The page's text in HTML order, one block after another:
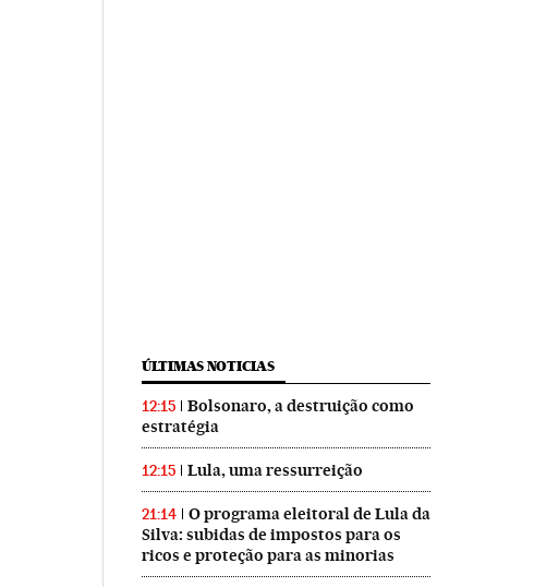
ÚLTIMAS NOTICIAS
12:15
Bolsonaro, a destruição como
estratégia
12:15 Lula, uma ressurreição
21:14
O programa eleitoral de Lula da
Silva: subidas de impostos para os
ricos e proteção para as minorias